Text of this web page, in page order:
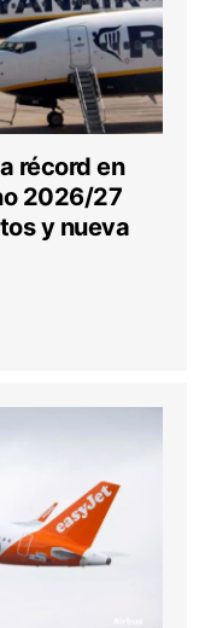
récord en
2026/27
y nueva